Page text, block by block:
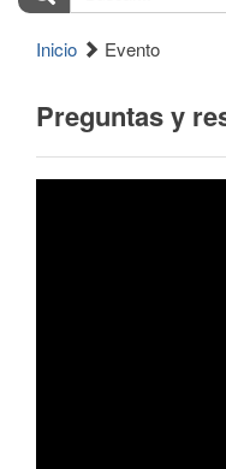
Inicio Evento
Preguntas y